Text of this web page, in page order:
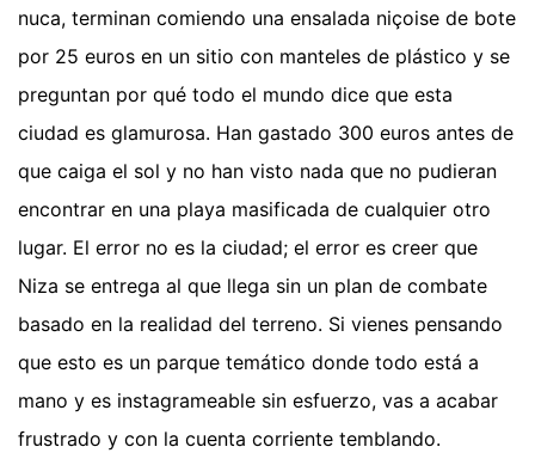
nuca, terminan comiendo una ensalada niçoise de bote
por 25 euros en un sitio con manteles de plástico y se
preguntan por qué todo el mundo dice que esta
ciudad es glamurosa. Han gastado 300 euros antes de
que caiga el sol y no han visto nada que no pudieran
encontrar en una playa masificada de cualquier otro
lugar. El error no es la ciudad; el error es creer que
Niza se entrega al que llega sin un plan de combate
basado en la realidad del terreno. Si vienes pensando
que esto es un parque temático donde todo está a
mano y es instagrameable sin esfuerzo, vas a acabar
frustrado y con la cuenta corriente temblando.